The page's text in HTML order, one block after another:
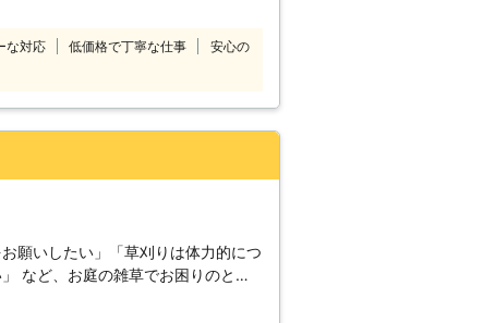
て専門の業者である草刈り110番に
でも全力でサポートいたします。
していますので、急なご依頼にも
富な現地スタッフが、近隣のご迷
な対応 低価格で丁寧な仕事
安心の
願いしたい」「草刈りは体力的につ
など、お庭の雑草でお困りのとき
りサービスをぜひご利用ください。